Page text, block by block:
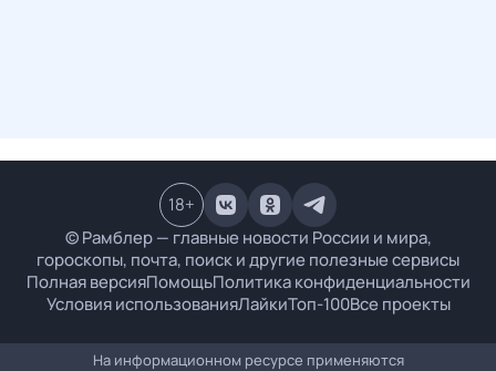
© Рамблер — главные новости России и мира,
гороскопы, почта, поиск и другие полезные сервисы
Полная версияПомощьПолитика конфиденциальности
Условия использованияЛайкиТоп-100Все проекты
18+
На информационном ресурсе применяются